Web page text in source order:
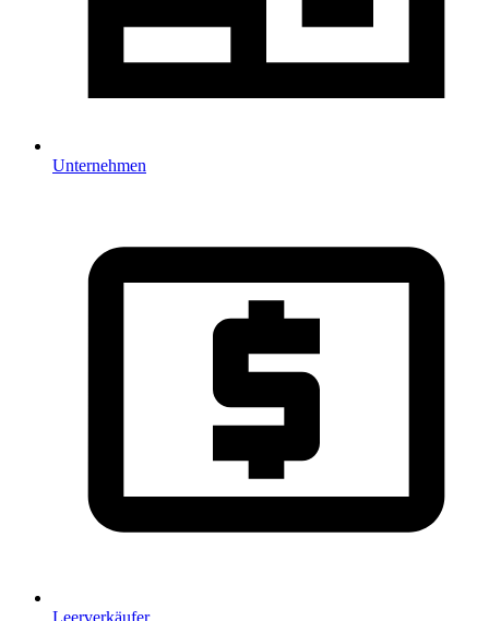
Unternehmen
Leerverkäufer